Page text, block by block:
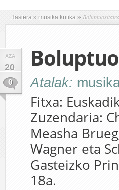
Hasiera » musika kritika »
AZA
20
0
Atalak:
Fitxa:
Zuzendaria:
Measha
Wagner eta
Gasteizko
18a.